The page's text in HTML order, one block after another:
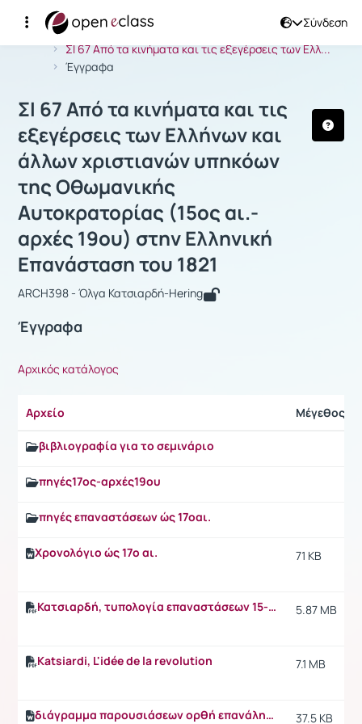
Σύνδεση
Αρχική Σελίδα
ΣΙ 67 Από τα κινήματα και τις εξεγέρσεις των Ελλ...
Έγγραφα
Μάθημα : ΣΙ 67 Από τα κινήματα και
ΣΙ 67 Από τα κινήματα και τις
εξεγέρσεις των Ελλήνων και
άλλων χριστιανών υπηκόων
της Οθωμανικής
Αυτοκρατορίας (15ος αι.-
αρχές 19ου) στην Ελληνική
Επανάσταση του 1821
ARCH398 - Όλγα Κατσιαρδή-Hering
Έγγραφα
Αρχικός κατάλογος
Αρχείο Μέγεθος
βιβλιογραφία για το σεμινάριο
πηγές17ος-αρχές19ου
πηγές επαναστάσεων ώς 17οαι.
Χρονολόγιο ώς 17ο αι. 71 KB
Κατσιαρδή, τυπολογία επαναστάσεων 15-αρχές 19ου αι. 5.87 MB
Katsiardi, L'idée de la revolution 7.1 MB
διάγραμμα παρουσιάσεων ορθή επανάληψη 37.5 KB